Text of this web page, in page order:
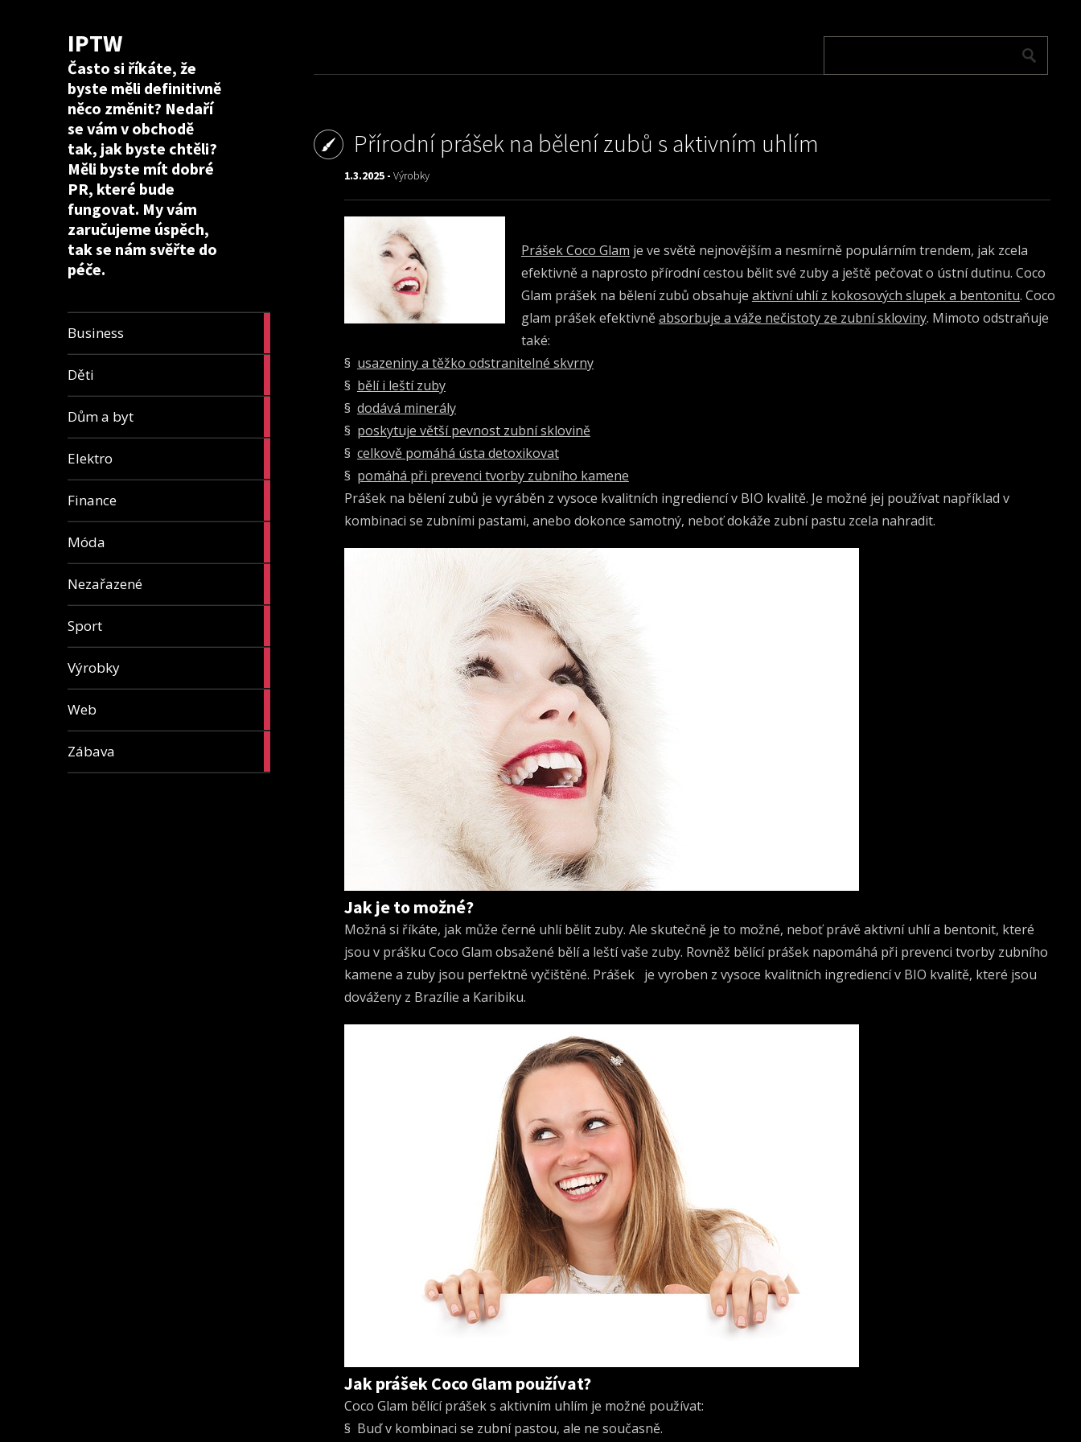
IPTW
Často si říkáte, že
byste měli definitivně
něco změnit? Nedaří
se vám v obchodě
tak, jak byste chtěli?
Měli byste mít dobré
PR, které bude
fungovat. My vám
zaručujeme úspěch,
tak se nám svěřte do
péče.
Business
Děti
Dům a byt
Elektro
Finance
Móda
Nezařazené
Sport
Výrobky
Web
Zábava
Přírodní prášek na bělení zubů s aktivním uhlím
1.3.2025 - Výrobky
Prášek Coco Glam je ve světě nejnovějším a nesmírně populárním trendem, jak zcela
efektivně a naprosto přírodní cestou bělit své zuby a ještě pečovat o ústní dutinu. Coco
Glam prášek na bělení zubů obsahuje aktivní uhlí z kokosových slupek a bentonitu. Coco
glam prášek efektivněabsorbuje a váže nečistoty ze zubní skloviny. Mimoto odstraňuje
také:
§ usazeniny a těžko odstranitelné skvrny
§ bělí i leští zuby
§ dodává minerály
§ poskytuje větší pevnost zubní sklovině
§ celkově pomáhá ústa detoxikovat
§ pomáhá při prevenci tvorby zubního kamene
Prášek na bělení zubů je vyráběn z vysoce kvalitních ingrediencí v BIO kvalitě. Je možné jej používat například v
kombinaci se zubními pastami, anebo dokonce samotný, neboť dokáže zubní pastu zcela nahradit.
Jak je to možné?
Možná si říkáte, jak může černé uhlí bělit zuby. Ale skutečně je to možné, neboť právě aktivní uhlí a bentonit, které
jsou v prášku Coco Glam obsažené bělí a leští vaše zuby. Rovněž bělící prášek napomáhá při prevenci tvorby zubního
kamene a zuby jsou perfektně vyčištěné. Prášek je vyroben z vysoce kvalitních ingrediencí v BIO kvalitě, které jsou
dováženy z Brazílie a Karibiku.
Jak prášek Coco Glam používat?
Coco Glam bělící prášek s aktivním uhlím je možné používat:
§ Buď v kombinaci se zubní pastou, ale ne současně.